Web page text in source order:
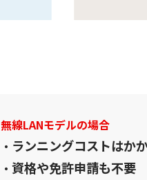
無線LANモデルの場合
・ ランニングコストはか
・資格や免許申請も不要